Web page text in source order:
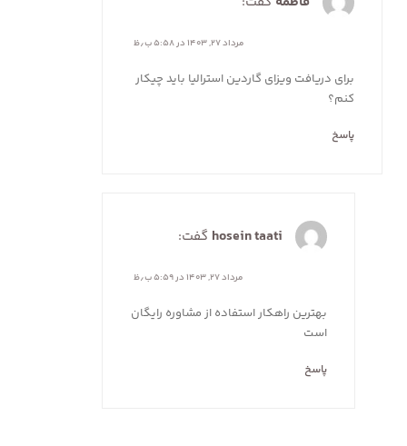
مرداد ۲۷, ۱۴۰۳ در ۵:۵۸ ب٫ظ
برای دریافت ویزای گاردین استرالیا باید چیکار
کنم؟
پاسخ
hosein taati گفت:
مرداد ۲۷, ۱۴۰۳ در ۵:۵۹ ب٫ظ
بهترین راهکار استفاده از مشاوره رایگان
است
پاسخ